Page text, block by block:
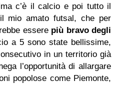
c’è il calcio e poi tutto il
mio amato futsal, che per
essere più bravo degli
a 5 sono state bellissime,
in un territorio già
l’opportunità di allargare
popolose come Piemonte,